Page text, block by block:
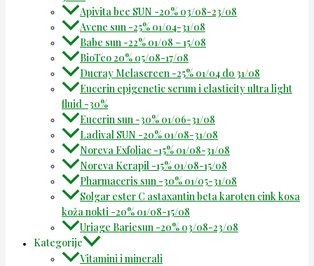
Apivita bee SUN -20% 03/08-23/08
Avene sun -25% 01/04-31/08
Babe sun -22% 01/08 – 15/08
BioTeo 20% 05/08-17/08
Ducray Melascreen -25% 01/04 do 31/08
Eucerin epigenetic serum i elasticity ultra light
fluid -30%
Eucerin sun -30% 01/06-31/08
Ladival SUN -20% 01/08-31/08
Noreva Exfoliac -15% 01/08-31/08
Noreva Kerapil -15% 01/08-15/08
Pharmaceris sun -30% 01/05-31/08
Solgar ester C astaxantin beta karoten cink kosa
koža nokti -20% 01/08-15/08
Uriage Bariesun -20% 03/08-23/08
Kategorije
Vitamini i minerali